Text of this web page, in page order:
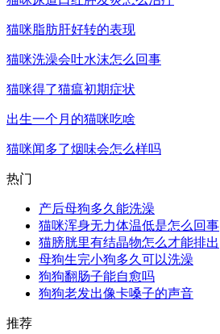
猫咪脂肪肝好转的表现
猫咪洗澡会吐水沫怎么回事
猫咪得了猫瘟初期症状
出生一个月的猫咪吃啥
猫咪闻多了烟味会怎么样吗
热门
产后母狗多久能洗澡
猫咪浑身无力体温低是怎么回事
猫膀胱里有结晶物怎么才能排出
母狗生完小狗多久可以洗澡
狗狗翻肠子能自愈吗
狗狗老发出像卡嗓子的声音
推荐